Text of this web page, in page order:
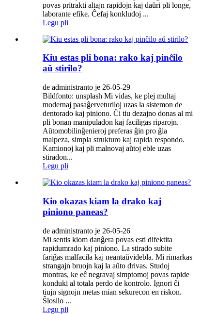
povas pritrakti altajn rapidojn kaj daŭri pli longe,
laborante efike. Ĉefaj konkludoj ...
Legu pli
Kiu estas pli bona: rako kaj pinĉilo
aŭ stirilo?
de administranto je 26-05-29
Bildfonto: unsplash Mi vidas, ke plej multaj
modernaj pasaĝerveturiloj uzas la sistemon de
dentorado kaj piniono. Ĉi tiu dezajno donas al mi
pli bonan manipuladon kaj faciligas riparojn.
Aŭtomobilinĝenieroj preferas ĝin pro ĝia
malpeza, simpla strukturo kaj rapida respondo.
Kamionoj kaj pli malnovaj aŭtoj eble uzas
stiradon...
Legu pli
Kio okazas kiam la drako kaj
piniono paneas?
de administranto je 26-05-26
Mi sentis kiom danĝera povas esti difektita
rapidumrado kaj piniono. La stirado subite
fariĝas malfacila kaj neantaŭvidebla. Mi rimarkas
strangajn bruojn kaj la aŭto drivas. Studoj
montras, ke eĉ negravaj simptomoj povas rapide
konduki al totala perdo de kontrolo. Ignori ĉi
tiujn signojn metas mian sekurecon en riskon.
Ŝlosilo ...
Legu pli